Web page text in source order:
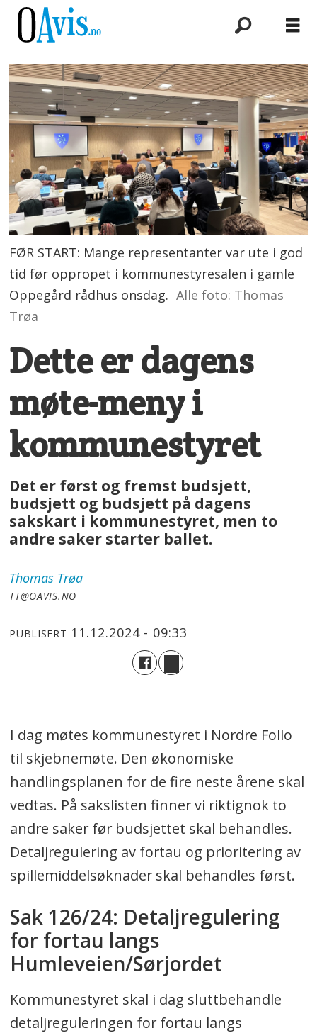
FØR START: Mange representanter var ute i god
tid før oppropet i kommunestyresalen i gamle
Oppegård rådhus onsdag. Alle foto: Thomas
Trøa
Dette er dagens
møte-meny i
kommunestyret
Det er først og fremst budsjett,
budsjett og budsjett på dagens
sakskart i kommunestyret, men to
andre saker starter ballet.
Thomas Trøa
TT@OAVIS.NO
PUBLISERT 11.12.2024 - 09:33
I dag møtes kommunestyret i Nordre Follo
til skjebnemøte. Den økonomiske
handlingsplanen for de fire neste årene skal
vedtas. På sakslisten finner vi riktignok to
andre saker før budsjettet skal behandles.
Detaljregulering av fortau og prioritering av
spillemiddelsøknader skal behandles først.
Sak 126/24: Detaljregulering
for fortau langs
Humleveien/Sørjordet
Kommunestyret skal i dag sluttbehandle
detaljreguleringen for fortau langs